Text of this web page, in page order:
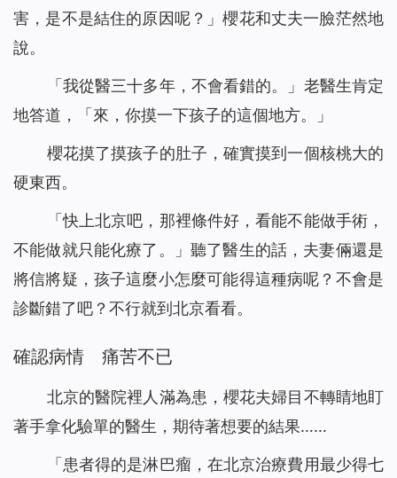
害，是不是結住的原因呢？」櫻花和丈夫一臉茫然地
說。
「我從醫三十多年，不會看錯的。」老醫生肯定
地答道，「來，你摸一下孩子的這個地方。」
櫻花摸了摸孩子的肚子，確實摸到一個核桃大的
硬東西。
「快上北京吧，那裡條件好，看能不能做手術，
不能做就只能化療了。」聽了醫生的話，夫妻倆還是
將信將疑，孩子這麼小怎麼可能得這種病呢？不會是
診斷錯了吧？不行就到北京看看。
確認病情 痛苦不已
北京的醫院裡人滿為患，櫻花夫婦目不轉睛地盯
著手拿化驗單的醫生，期待著想要的結果……
「患者得的是淋巴瘤，在北京治療費用最少得七